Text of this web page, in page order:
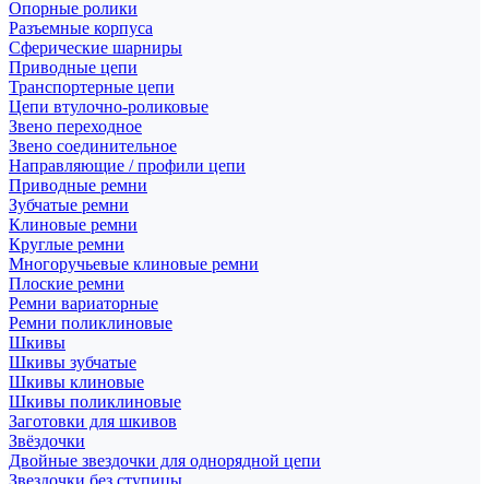
Опорные ролики
Разъемные корпуса
Сферические шарниры
Приводные цепи
Транспортерные цепи
Цепи втулочно-роликовые
Звено переходное
Звено соединительное
Направляющие / профили цепи
Приводные ремни
Зубчатые ремни
Клиновые ремни
Круглые ремни
Многоручьевые клиновые ремни
Плоские ремни
Ремни вариаторные
Ремни поликлиновые
Шкивы
Шкивы зубчатые
Шкивы клиновые
Шкивы поликлиновые
Заготовки для шкивов
Звёздочки
Двойные звездочки для однорядной цепи
Звездочки без ступицы